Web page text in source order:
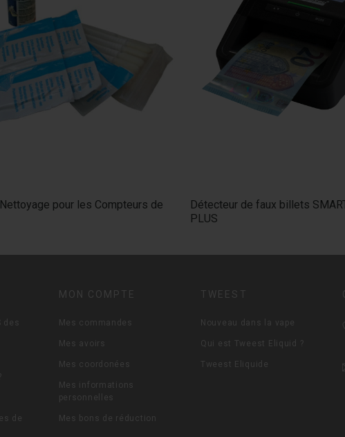
pour les Compteurs de
Détecteur de faux billets
PLUS
des
de
MON COMPTE
Mes commandes
Mes avoirs
Mes coordonées
Mes informations
personnelles
Mes bons de réduction
TWEEST
Nouveau dans la vape
Qui est Tweest Eliquid ?
Tweest Eliquide